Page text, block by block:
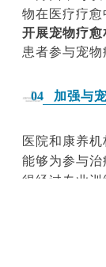
物在医疗疗
开展宠物疗
患者参与宠
04 加强与
医院和康养
能够为参与
得经过专业